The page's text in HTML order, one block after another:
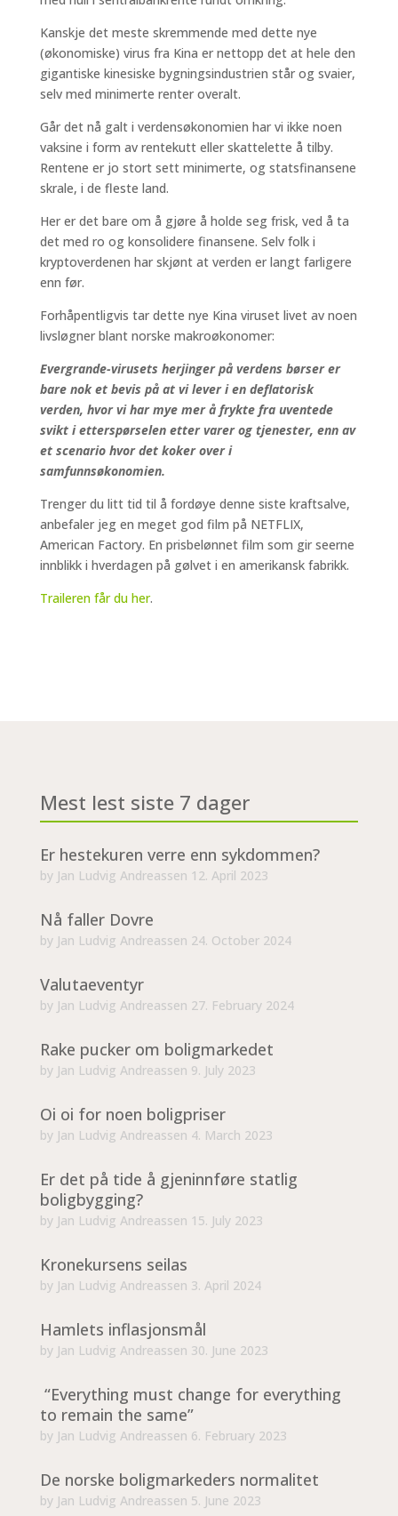
Kanskje det meste skremmende med dette nye
(økonomiske) virus fra Kina er nettopp det at hele den
gigantiske kinesiske bygningsindustrien står og svaier,
selv med minimerte renter overalt.
Går det nå galt i verdensøkonomien har vi ikke noen
vaksine i form av rentekutt eller skattelette å tilby.
Rentene er jo stort sett minimerte, og statsfinansene
skrale, i de fleste land.
Her er det bare om å gjøre å holde seg frisk, ved å ta
det med ro og konsolidere finansene. Selv folk i
kryptoverdenen har skjønt at verden er langt farligere
enn før.
Forhåpentligvis tar dette nye Kina viruset livet av noen
livsløgner blant norske makroøkonomer:
Evergrande-virusets herjinger på verdens børser er
bare nok et bevis på at vi lever i en deflatorisk
verden, hvor vi har mye mer å frykte fra uventede
svikt i etterspørselen etter varer og tjenester, enn av
et scenario hvor det koker over i
samfunnsøkonomien.
Trenger du litt tid til å fordøye denne siste kraftsalve,
anbefaler jeg en meget god film på NETFLIX,
American Factory. En prisbelønnet film som gir seerne
innblikk i hverdagen på gølvet i en amerikansk fabrikk.
Traileren får du her.
Mest lest siste 7 dager
Er hestekuren verre enn sykdommen?
by Jan Ludvig Andreassen 12. April 2023
Nå faller Dovre
by Jan Ludvig Andreassen 24. October 2024
Valutaeventyr
by Jan Ludvig Andreassen 27. February 2024
Rake pucker om boligmarkedet
by Jan Ludvig Andreassen 9. July 2023
Oi oi for noen boligpriser
by Jan Ludvig Andreassen 4. March 2023
Er det på tide å gjeninnføre statlig
boligbygging?
by Jan Ludvig Andreassen 15. July 2023
Kronekursens seilas
by Jan Ludvig Andreassen 3. April 2024
Hamlets inflasjonsmål
by Jan Ludvig Andreassen 30. June 2023
“Everything must change for everything
to remain the same”
by Jan Ludvig Andreassen 6. February 2023
De norske boligmarkeders normalitet
by Jan Ludvig Andreassen 5. June 2023